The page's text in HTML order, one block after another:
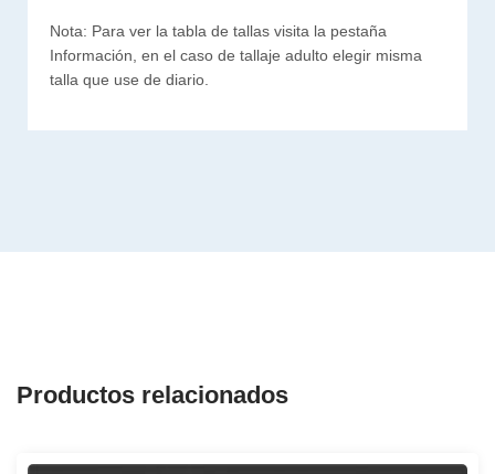
Nota: Para ver la tabla de tallas visita la pestaña
Información, en el caso de tallaje adulto elegir misma
talla que use de diario.
Productos relacionados